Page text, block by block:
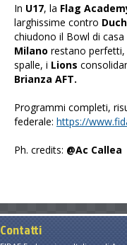
In U17, la Flag
larghissime contro
chiudono il Bowl di
Milano restano
spalle, i Lions
Brianza AFT.
Programmi completi,
federale: https://
Ph. credits: @Ac Callea
Contatti